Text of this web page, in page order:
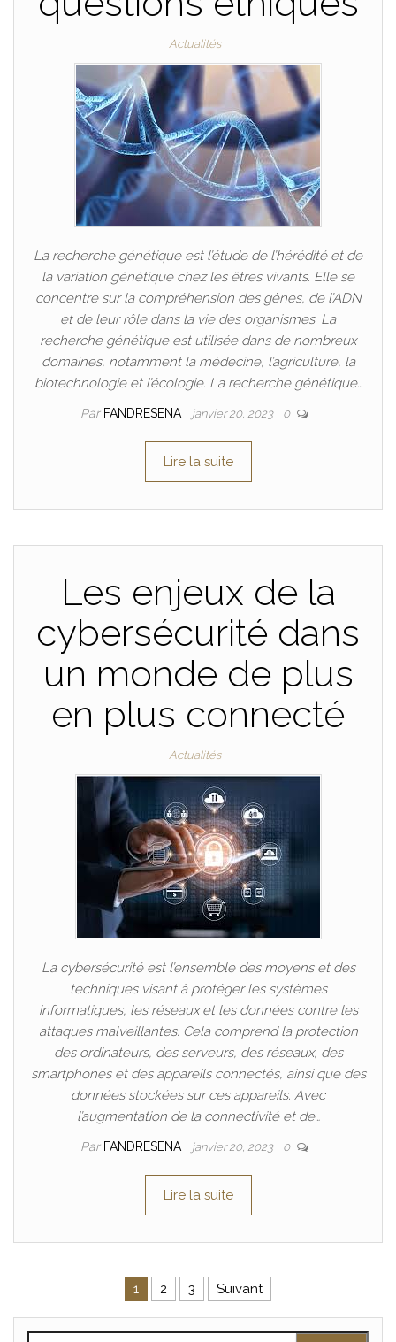
Actualités
La recherche génétique est l’étude de l’hérédité et de
la variation génétique chez les êtres vivants. Elle se
concentre sur la compréhension des gènes, de l’ADN
et de leur rôle dans la vie des organismes. La
recherche génétique est utilisée dans de nombreux
domaines, notamment la médecine, l’agriculture, la
biotechnologie et l’écologie. La recherche génétique…
Par FANDRESENA janvier 20, 2023 0
Lire la suite
Les enjeux de la
cybersécurité dans
un monde de plus
en plus connecté
Actualités
La cybersécurité est l’ensemble des moyens et des
techniques visant à protéger les systèmes
informatiques, les réseaux et les données contre les
attaques malveillantes. Cela comprend la protection
des ordinateurs, des serveurs, des réseaux, des
smartphones et des appareils connectés, ainsi que des
données stockées sur ces appareils. Avec
l’augmentation de la connectivité et de…
Par FANDRESENA janvier 20, 2023 0
Lire la suite
Pagination des publications
1 2 3 Suivant